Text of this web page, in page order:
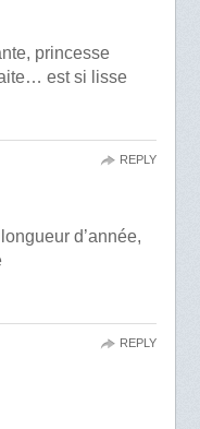
princesse
est si lisse
d’année,
REPLY
REPLY